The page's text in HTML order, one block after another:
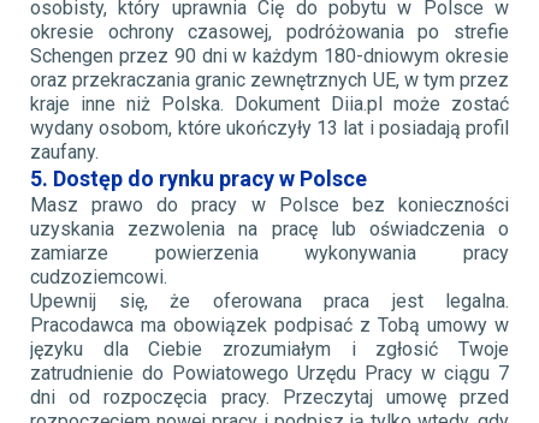
osobisty, który uprawnia Cię do pobytu w Polsce w
okresie ochrony czasowej, podróżowania po strefie
Schengen przez 90 dni w każdym 180-dniowym okresie
oraz przekraczania granic zewnętrznych UE, w tym przez
kraje inne niż Polska. Dokument Diia.pl może zostać
wydany osobom, które ukończyły 13 lat i posiadają profil
zaufany.
5. Dostęp do rynku pracy w Polsce
Masz prawo do pracy w Polsce bez konieczności
uzyskania zezwolenia na pracę lub oświadczenia o
zamiarze powierzenia wykonywania pracy
cudzoziemcowi.
Upewnij się, że oferowana praca jest legalna.
Pracodawca ma obowiązek podpisać z Tobą umowy w
języku dla Ciebie zrozumiałym i zgłosić Twoje
zatrudnienie do Powiatowego Urzędu Pracy w ciągu 7
dni od rozpoczęcia pracy. Przeczytaj umowę przed